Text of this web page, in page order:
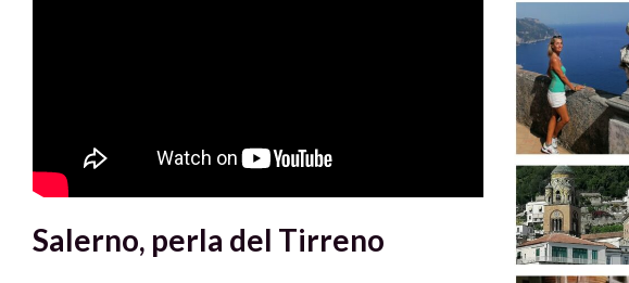
Salerno, perla del Tirreno